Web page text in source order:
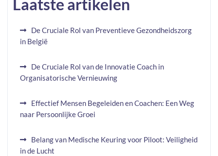
Laatste artikelen
De Cruciale Rol van Preventieve Gezondheidszorg
in België
De Cruciale Rol van de Innovatie Coach in
Organisatorische Vernieuwing
Effectief Mensen Begeleiden en Coachen: Een Weg
naar Persoonlijke Groei
Belang van Medische Keuring voor Piloot: Veiligheid
in de Lucht